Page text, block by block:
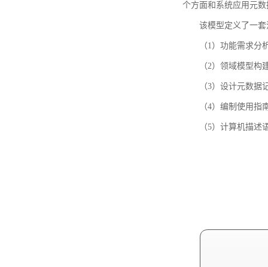
个方面和系统应用元
该模型定义了一
（1）功能需求
（2）领域模型
（3）设计元数据
（4）编制使用指
（5）计算机描述